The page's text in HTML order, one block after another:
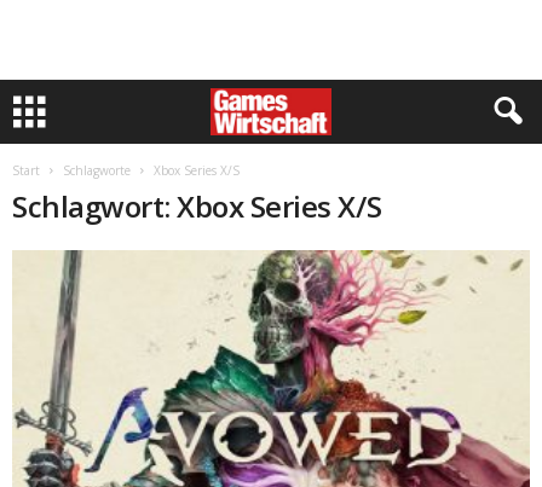
Start Schlagworte Xbox Series X/S
Schlagwort: Xbox Series X/S